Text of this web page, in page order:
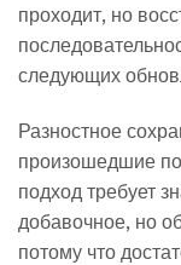
проходит, но
следующих
Разностное
произошедшие
подход требует
добавочное, но
потому что